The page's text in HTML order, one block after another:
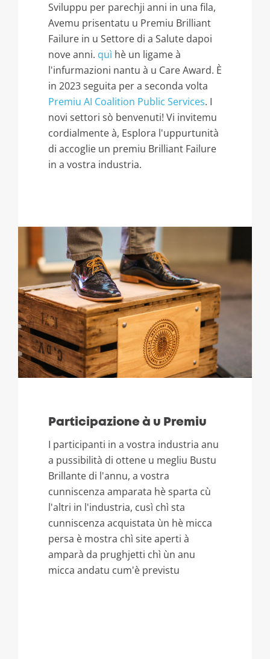
Sviluppu per parechji anni in una fila,
Avemu prisentatu u Premiu Brilliant
Failure in u Settore di a Salute dapoi
nove anni. quì hè un ligame à
l'infurmazioni nantu à u Care Award. È
in 2023 seguita per a seconda volta
Premiu AI Coalition Public Services. I
novi settori sò benvenuti! Vi invitemu
cordialmente à, Esplora l'uppurtunità
di accoglie un premiu Brilliant Failure
in a vostra industria.
Participazione à u Premiu
I participanti in a vostra industria anu
a pussibilità di ottene u megliu Bustu
Brillante di l'annu, a vostra
cunniscenza amparata hè sparta cù
l'altri in l'industria, cusì chì sta
cunniscenza acquistata ùn hè micca
persa è mostra chì site aperti à
amparà da prughjetti chì ùn anu
micca andatu cum'è previstu